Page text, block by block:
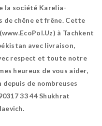
la société Karelia-
de chêne et frêne. Cette
à Tachkent
avec livraison,
respect et toute notre
heureux de vous aider,
de nombreuses
33 44 Shukhrat